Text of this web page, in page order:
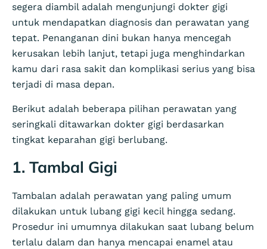
segera diambil adalah mengunjungi dokter gigi
untuk mendapatkan diagnosis dan perawatan yang
tepat. Penanganan dini bukan hanya mencegah
kerusakan lebih lanjut, tetapi juga menghindarkan
kamu dari rasa sakit dan komplikasi serius yang bisa
terjadi di masa depan.
Berikut adalah beberapa pilihan perawatan yang
seringkali ditawarkan dokter gigi berdasarkan
tingkat keparahan gigi berlubang.
1. Tambal Gigi
Tambalan adalah perawatan yang paling umum
dilakukan untuk lubang gigi kecil hingga sedang.
Prosedur ini umumnya dilakukan saat lubang belum
terlalu dalam dan hanya mencapai enamel atau